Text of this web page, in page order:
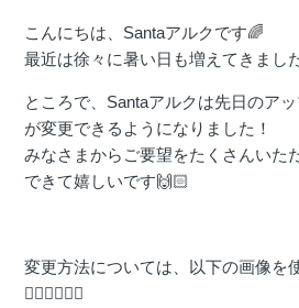
こんにちは、Santaアルクです🌈
最近は徐々に暑い日も増えてきまし
ところで、Santaアルクは先日のア
が変更できるようになりました！
みなさまからご要望をたくさんいた
できて嬉しいです🙌🏻
変更方法については、以下の画像を
💁🏻‍♀️💁🏻‍♂️